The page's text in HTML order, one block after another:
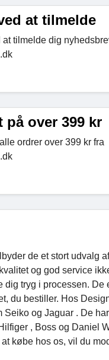
at tilmelde
at tilmelde dig
på over 399 kr
ordrer over 399 kr fra
de et stort udvalg
og god service
tryg i processen.
du bestiller. Hos
og Jaguar . De
, Boss og Daniel
købe hos os, vil du